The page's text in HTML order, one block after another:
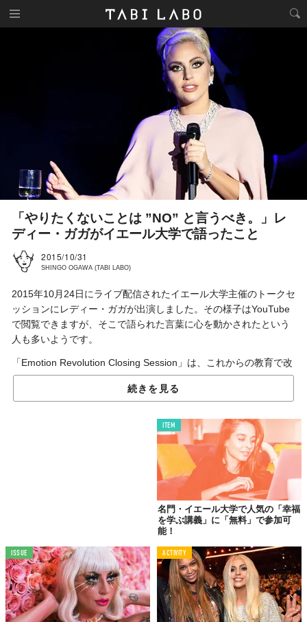
「やりたくないことは ”NO” と言うべき。」レ
ディー・ガガがイエール大学で語ったこと
2015/10/31
SHINGO OGAWA (TABI LABO)
2015年10月24日にライブ配信されたイエール大学主催のトークセ
ッションにレディー・ガガが出演しました。その様子はYouTube
で閲覧できますが、そこで語られた言葉に心を動かされたという
人も多いようです。
「Emotion Revolution Closing Session」は、これからの教育で改
善するべき点について議論するのが目的。その特別講師として呼
ばれた彼女は、感情表現の大切さについて語っています。一部抜
なぜ、感情表現が大切なのか
続きを見る
ITEM
名門・イエール大学で人気の「幸福
を学ぶ講義」に「無料」で参加可
能！
ISSUE ACTIVITY